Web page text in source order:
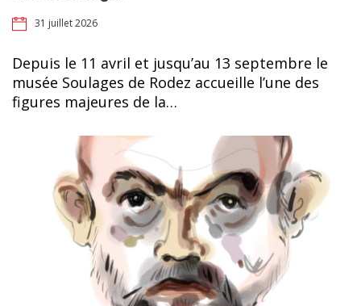
31 juillet 2026
Depuis le 11 avril et jusqu’au 13 septembre le
musée Soulages de Rodez accueille l’une des
figures majeures de la…